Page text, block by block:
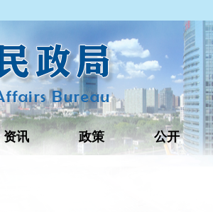
资讯 政策 公开